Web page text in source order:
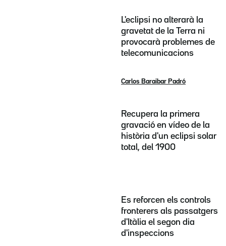
L'eclipsi no alterarà la
gravetat de la Terra ni
provocarà problemes de
telecomunicacions
Carlos Baraibar Padró
Recupera la primera
gravació en vídeo de la
història d'un eclipsi solar
total, del 1900
Es reforcen els controls
fronterers als passatgers
d'Itàlia el segon dia
d'inspeccions